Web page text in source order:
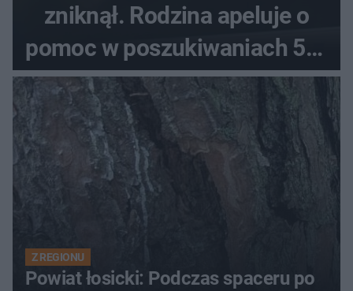
zniknął. Rodzina apeluje o
pomoc w poszukiwaniach 59-
latka
Z REGIONU
Powiat łosicki: Podczas spaceru po